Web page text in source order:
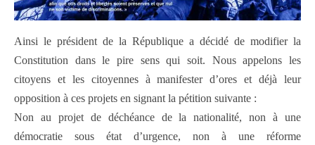
Ainsi le président de la République a décidé de modifier la
Constitution dans le pire sens qui soit. Nous appelons les
citoyens et les citoyennes à manifester d’ores et déjà leur
opposition à ces projets en signant la pétition suivante :
Non au projet de déchéance de la nationalité, non à une
démocratie sous état d’urgence, non à une réforme